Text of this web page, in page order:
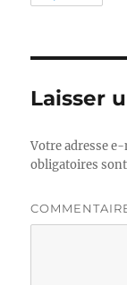
Laisser
Votre adresse
obligatoires